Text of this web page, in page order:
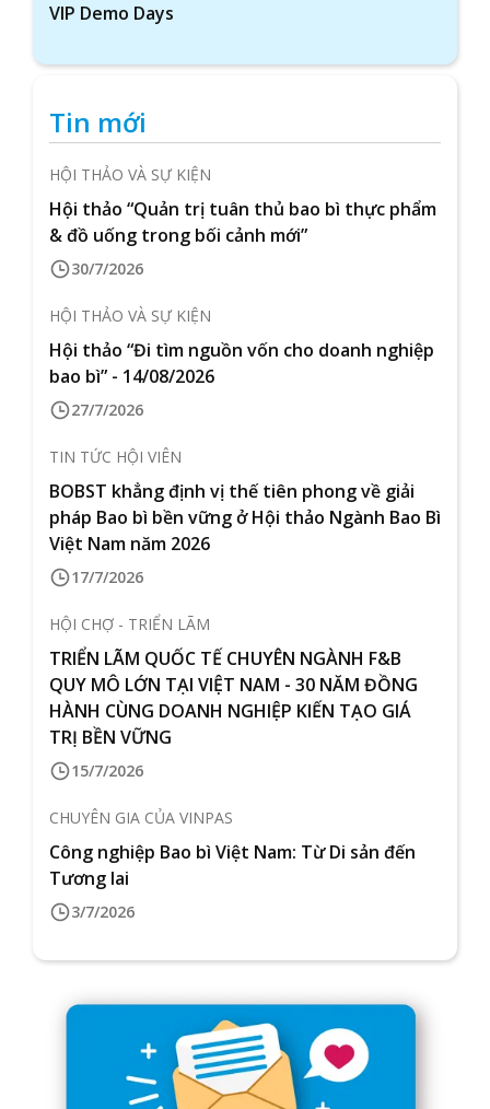
VIP Demo Days
Tin mới
HỘI THẢO VÀ SỰ KIỆN
Hội thảo “Quản trị tuân thủ bao bì thực phẩm
& đồ uống trong bối cảnh mới”
30/7/2026
HỘI THẢO VÀ SỰ KIỆN
Hội thảo “Đi tìm nguồn vốn cho doanh nghiệp
bao bì” - 14/08/2026
27/7/2026
TIN TỨC HỘI VIÊN
BOBST khẳng định vị thế tiên phong về giải
pháp Bao bì bền vững ở Hội thảo Ngành Bao Bì
Việt Nam năm 2026
17/7/2026
HỘI CHỢ - TRIỂN LÃM
TRIỂN LÃM QUỐC TẾ CHUYÊN NGÀNH F&B
QUY MÔ LỚN TẠI VIỆT NAM - 30 NĂM ĐỒNG
HÀNH CÙNG DOANH NGHIỆP KIẾN TẠO GIÁ
TRỊ BỀN VỮNG
15/7/2026
CHUYÊN GIA CỦA VINPAS
Công nghiệp Bao bì Việt Nam: Từ Di sản đến
Tương lai
3/7/2026